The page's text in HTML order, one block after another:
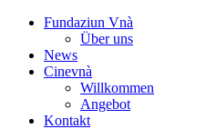
Fundaziun Vnà
Über uns
News
Cinevnà
Willkommen
Angebot
Kontakt